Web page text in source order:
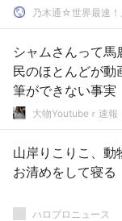
シャムさんって
民のほとんどが動
筆ができない事実
大物Youtubeｒ速報
山岸りこりこ、動
お清めをして寝る
ハロプロニュース